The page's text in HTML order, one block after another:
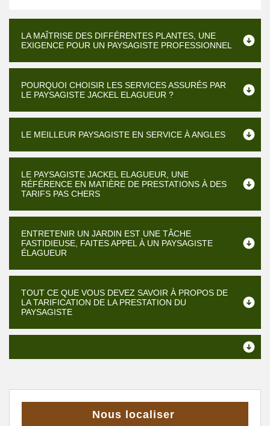
LA MAÎTRISE DES DIFFÉRENTES PLANTES, UNE
EXIGENCE POUR UN PAYSAGISTE PROFESSIONNEL
POURQUOI CHOISIR LES SERVICES ASSURÉS PAR
LE PAYSAGISTE JACKEL ELAGUEUR ?
LE MEILLEUR PAYSAGISTE EN SERVICE À ANGLES
LE PAYSAGISTE JACKEL ELAGUEUR, UNE
RÉFÉRENCE EN MATIÈRE DE PRESTATIONS À DES
TARIFS PAS CHERS
ENTRETENIR UN JARDIN EST UNE TÂCHE
FASTIDIEUSE, FAITES APPEL À UN PAYSAGISTE
ÉLAGUEUR
TOUT CE QUE VOUS DEVEZ SAVOIR À PROPOS DE
LA TARIFICATION DE LA PRESTATION DU
PAYSAGISTE
Nous localiser